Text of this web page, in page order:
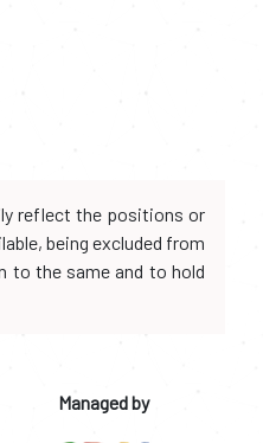
reflect the positions or
being excluded from
to the same and to hold
Managed by